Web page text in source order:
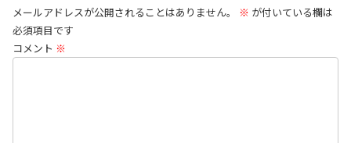
メールアドレスが公開されることはありません。 ※ が付いている欄は
必須項目です
コメント ※